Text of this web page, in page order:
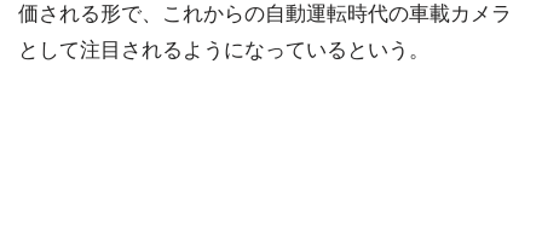
価される形で、これからの自動運転時代の車載カメラ
として注目されるようになっているという。